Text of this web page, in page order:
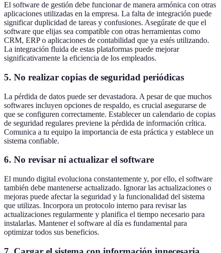
El software de gestión debe funcionar de manera armónica con otras
aplicaciones utilizadas en la empresa. La falta de integración puede
significar duplicidad de tareas y confusiones. Asegúrate de que el
software que elijas sea compatible con otras herramientas como
CRM, ERP o aplicaciones de contabilidad que ya estés utilizando.
La integración fluida de estas plataformas puede mejorar
significativamente la eficiencia de los empleados.
5. No realizar copias de seguridad periódicas
La pérdida de datos puede ser devastadora. A pesar de que muchos
softwares incluyen opciones de respaldo, es crucial asegurarse de
que se configuren correctamente. Establecer un calendario de copias
de seguridad regulares previene la pérdida de información crítica.
Comunica a tu equipo la importancia de esta práctica y establece un
sistema confiable.
6. No revisar ni actualizar el software
El mundo digital evoluciona constantemente y, por ello, el software
también debe mantenerse actualizado. Ignorar las actualizaciones o
mejoras puede afectar la seguridad y la funcionalidad del sistema
que utilizas. Incorpora un protocolo interno para revisar las
actualizaciones regularmente y planifica el tiempo necesario para
instalarlas. Mantener el software al día es fundamental para
optimizar todos sus beneficios.